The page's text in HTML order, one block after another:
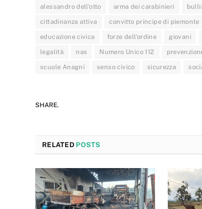
alessandro dell'otto arma dei carabinieri
cittadinanza attiva convitto principe di piemonte
educazione civica forze dell'ordine giovani
legalità nas Numero Unico 112
scuole Anagni senso civico sicurezza
SHARE.
RELATED POSTS